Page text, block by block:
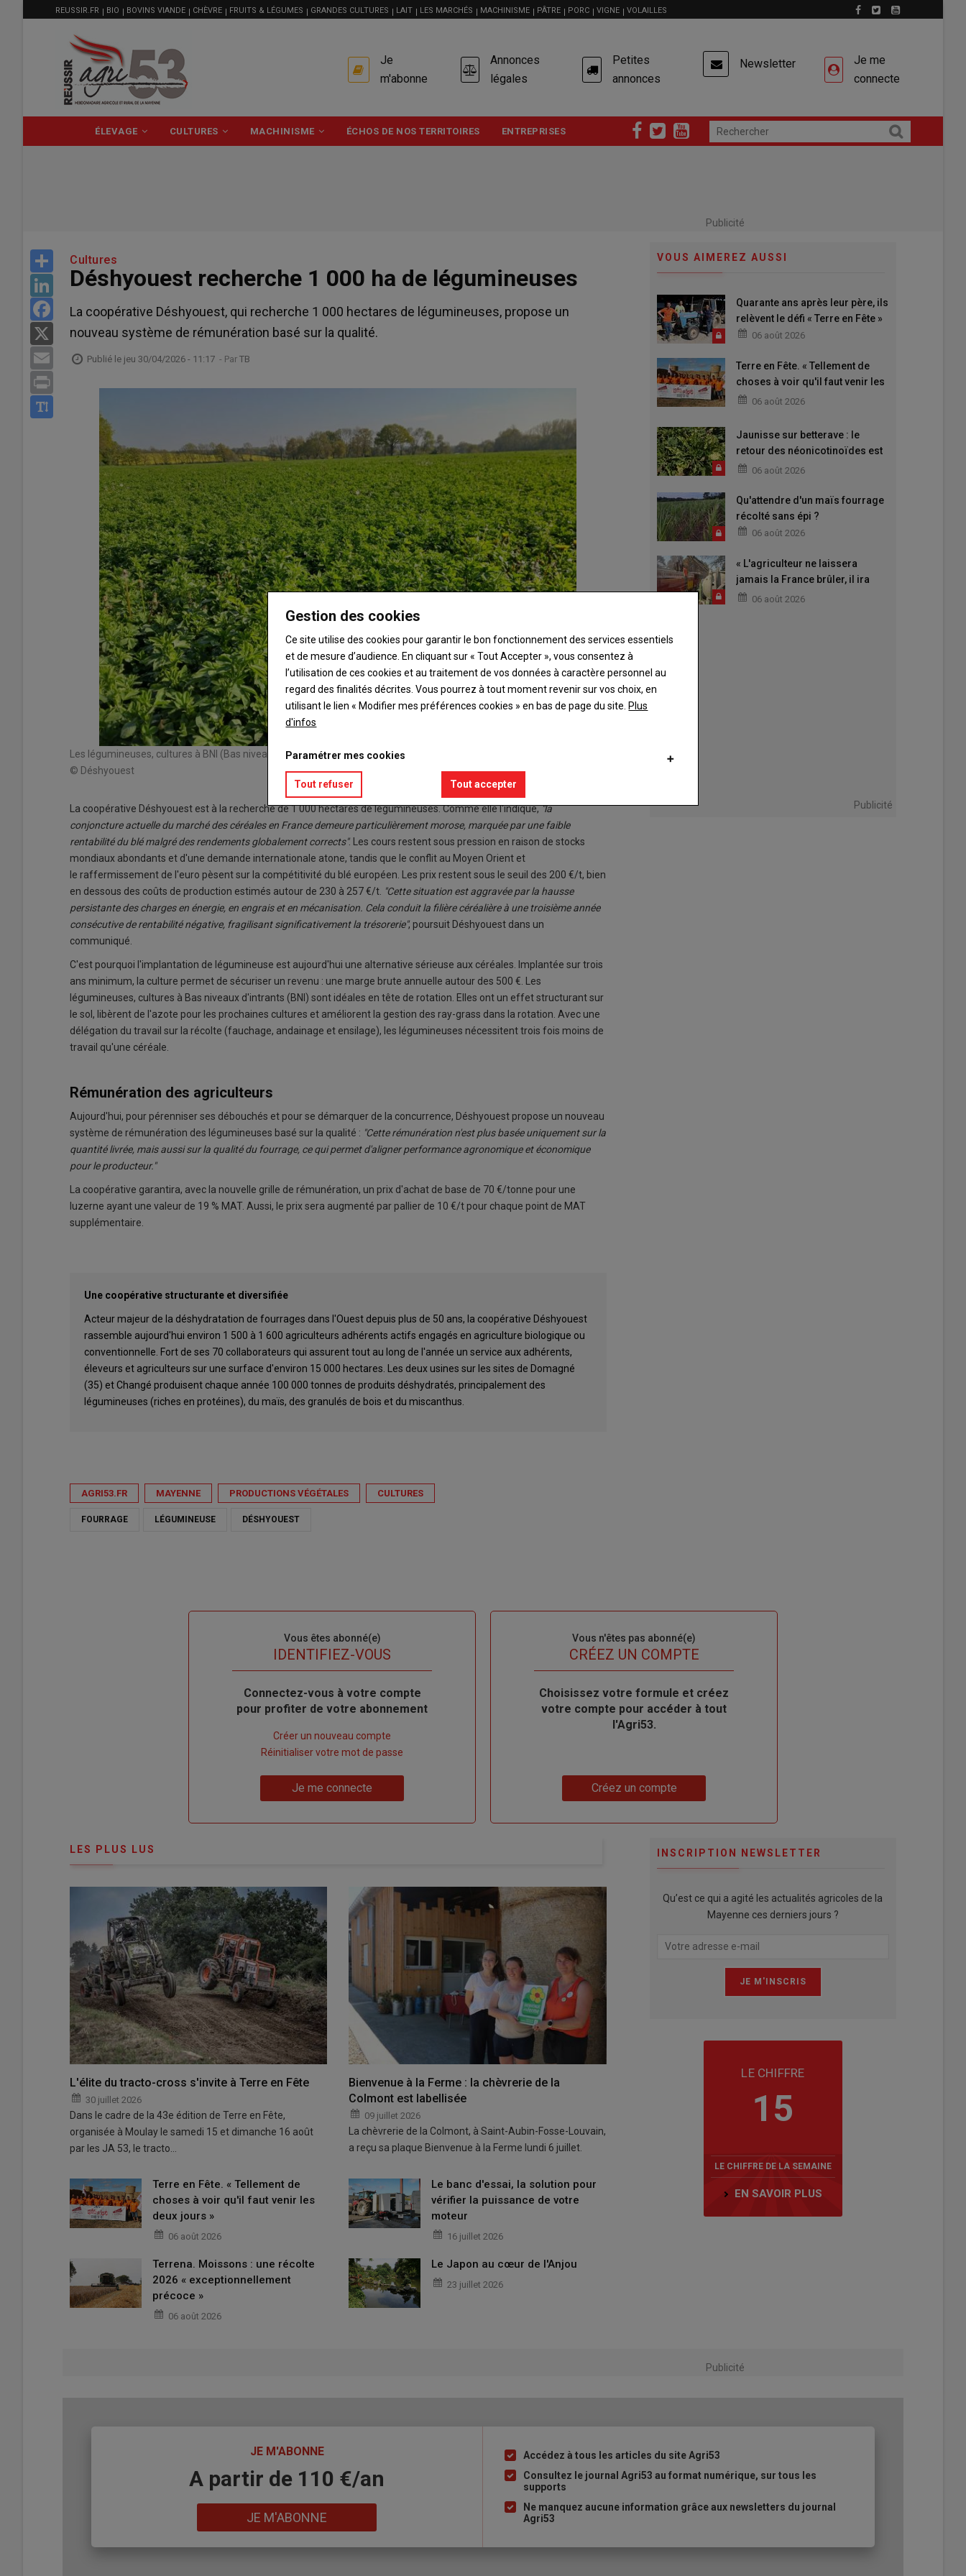
MENU
FILIÈRE
REUSSIR.FR BIO BOVINS VIANDE CHÈVRE FRUITS & LÉGUMES GRANDES CULTURES LAIT LES MARCHÉS MACHINISME PÂTRE PORC VIGNE VOLAILLES
USER
ACCOUNT
MENU
Je
m'abonne
Annonces
légales
Petites
annonces
Newsletter
Je me
connecte
PRINCIPALE
ÉLEVAGE CULTURES MACHINISME ÉCHOS DE NOS TERRITOIRES ENTREPRISES
Publicité
Share
LinkedIn
Facebook
Email
Cultures
Déshyouest recherche 1 000 ha de légumineuses
La coopérative Déshyouest, qui recherche 1 000 hectares de légumineuses, propose un
nouveau système de rémunération basé sur la qualité.
Publié le jeu 30/04/2026 - 11:17 - Par TB
Les légumineuses, cultures à BNI (Bas niveaux d'intrants), sont idéales en tête de rotation.
© Déshyouest
La coopérative Déshyouest est à la recherche de 1 000 hectares de légumineuses. Comme elle l'indique,"la
conjoncture actuelle du marché des céréales en France demeure particulièrement morose, marquée par une faible
rentabilité du blé malgré des rendements globalement corrects". Les cours restent sous pression en raison de stocks
mondiaux abondants et d'une demande internationale atone, tandis que le conflit au Moyen Orient et
le raffermissement de l'euro pèsent sur la compétitivité du blé européen. Les prix restent sous le seuil des 200 €/t, bien
en dessous des coûts de production estimés autour de 230 à 257 €/t. "Cette situation est aggravée par la hausse
persistante des charges en énergie, en engrais et en mécanisation. Cela conduit la filière céréalière à une troisième année
consécutive de rentabilité négative, fragilisant significativement la trésorerie", poursuit Déshyouest dans un
communiqué.
C'est pourquoi l'implantation de légumineuse est aujourd'hui une alternative sérieuse aux céréales. Implantée sur trois
ans minimum, la culture permet de sécuriser un revenu : une marge brute annuelle autour des 500 €. Les
légumineuses, cultures à Bas niveaux d'intrants (BNI) sont idéales en tête de rotation. Elles ont un effet structurant sur
le sol, libèrent de l'azote pour les prochaines cultures et améliorent la gestion des ray-grass dans la rotation. Avec une
délégation du travail sur la récolte (fauchage, andainage et ensilage), les légumineuses nécessitent trois fois moins de
travail qu'une céréale.
Rémunération des agriculteurs
Aujourd'hui, pour pérenniser ses débouchés et pour se démarquer de la concurrence, Déshyouest propose un nouveau
système de rémunération des légumineuses basé sur la qualité : "Cette rémunération n'est plus basée uniquement sur la
quantité livrée, mais aussi sur la qualité du fourrage, ce qui permet d'aligner performance agronomique et économique
pour le producteur."
La coopérative garantira, avec la nouvelle grille de rémunération, un prix d'achat de base de 70 €/tonne pour une
luzerne ayant une valeur de 19 % MAT. Aussi, le prix sera augmenté par pallier de 10 €/t pour chaque point de MAT
supplémentaire.
Une coopérative structurante et diversifiée
Acteur majeur de la déshydratation de fourrages dans l'Ouest depuis plus de 50 ans, la coopérative Déshyouest
rassemble aujourd'hui environ 1 500 à 1 600 agriculteurs adhérents actifs engagés en agriculture biologique ou
conventionnelle. Fort de ses 70 collaborateurs qui assurent tout au long de l'année un service aux adhérents,
éleveurs et agriculteurs sur une surface d'environ 15 000 hectares. Les deux usines sur les sites de Domagné
(35) et Changé produisent chaque année 100 000 tonnes de produits déshydratés, principalement des
légumineuses (riches en protéines), du maïs, des granulés de bois et du miscanthus.
AGRI53.FR MAYENNE PRODUCTIONS VÉGÉTALES CULTURES
FOURRAGE LÉGUMINEUSE DÉSHYOUEST
VOUS AIMEREZ AUSSI
Quarante ans après leur père, ils
relèvent le défi « Terre en Fête »
06 août 2026
Terre en Fête. « Tellement de
choses à voir qu'il faut venir les
deux jours »
06 août 2026
Jaunisse sur betterave : le
retour des néonicotinoïdes est
attendu
06 août 2026
Qu'attendre d'un maïs fourrage
récolté sans épi ?
06 août 2026
« L'agriculteur ne laissera
jamais la France brûler, il ira
aider »06 août 2026
Publicité
Vous êtes abonné(e)
IDENTIFIEZ-VOUS
Body
Connectez-vous à votre compte
pour profiter de votre abonnement
compte"
Créer un nouveau compte
Réinitialiser votre mot de passe
Je me connecte
Vous n'êtes pas abonné(e)
TITRECRÉEZ UN COMPTE
Body
Choisissez votre formule et créez
votre compte pour accéder à tout
l'Agri53.
Créez un compte
LES PLUS LUS
L'élite du tracto-cross s'invite à Terre en Fête
30 juillet 2026
Dans le cadre de la 43e édition de Terre en Fête,
organisée à Moulay le samedi 15 et dimanche 16 août
par les JA 53, le tracto…
Bienvenue à la Ferme : la chèvrerie de la
Colmont est labellisée
09 juillet 2026
La chèvrerie de la Colmont, à Saint-Aubin-Fosse-Louvain,
a reçu sa plaque Bienvenue à la Ferme lundi 6 juillet.
Terre en Fête. « Tellement de
choses à voir qu'il faut venir les
deux jours »
06 août 2026
Le banc d'essai, la solution pour
vérifier la puissance de votre
moteur
16 juillet 2026
Terrena. Moissons : une récolte
2026 « exceptionnellement
précoce »
06 août 2026
Le Japon au cœur de l'Anjou
23 juillet 2026
INSCRIPTION NEWSLETTER
Qu’est ce qui a agité les actualités agricoles de la
Mayenne ces derniers jours ?
LE CHIFFRE
15
LE CHIFFRE DE LA SEMAINE
EN SAVOIR PLUS
Publicité
JE M'ABONNE
A partir de 110 €/an
JE M'ABONNE
Liste
à
puce
Accédez à tous les articles du site Agri53
Consultez le journal Agri53 au format numérique, sur tous les
supports
Ne manquez aucune information grâce aux newsletters du journal
Agri53
Gestion des cookies
Ce site utilise des cookies pour garantir le bon fonctionnement des services essentiels
et de mesure d’audience. En cliquant sur « Tout Accepter », vous consentez à
l’utilisation de ces cookies et au traitement de vos données à caractère personnel au
regard des finalités décrites. Vous pourrez à tout moment revenir sur vos choix, en
utilisant le lien « Modifier mes préférences cookies » en bas de page du site. Plus
d'infos
Paramétrer mes cookies
Tout refuser Tout accepter